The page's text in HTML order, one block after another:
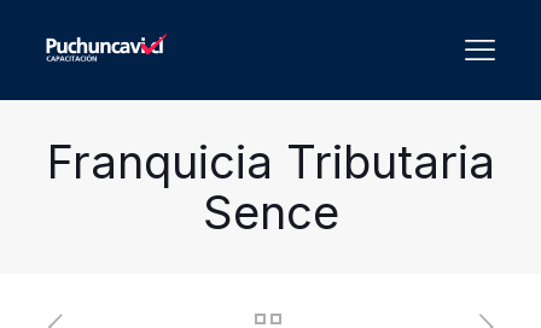
Franquicia Tributaria
Sence